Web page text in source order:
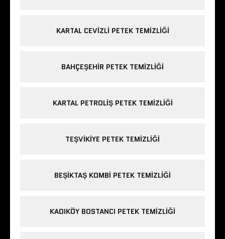
KARTAL CEVIZLI PETEK TEMIZLIĞI
BAHÇEŞEHIR PETEK TEMIZLIĞI
KARTAL PETROLIŞ PETEK TEMIZLIĞI
TEŞVIKIYE PETEK TEMIZLIĞI
BEŞIKTAŞ KOMBI PETEK TEMIZLIĞI
KADIKÖY BOSTANCI PETEK TEMIZLIĞI